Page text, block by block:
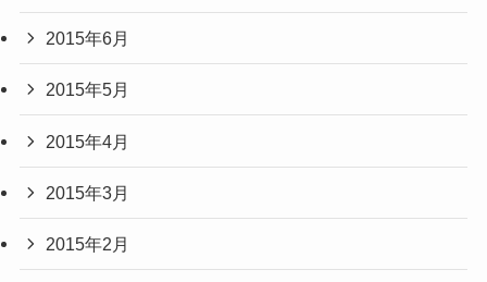
2015年6月
2015年5月
2015年4月
2015年3月
2015年2月